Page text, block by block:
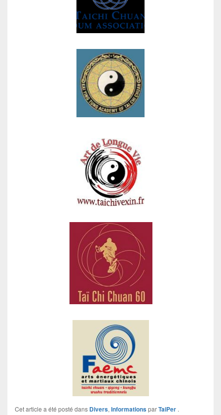
Cet article a été posté dans Divers, InformationsparTaiPer .